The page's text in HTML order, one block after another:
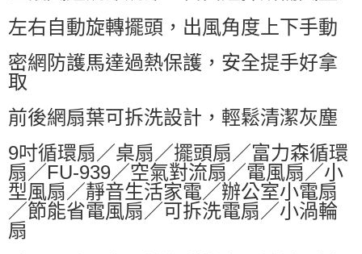
每筆NT$60，滿NT$599(含以上)免運費
7-11付款取貨
每筆NT$60，滿NT$599(含以上)免運費
每筆NT$60，滿NT$599(含以上)免運費
宅配
每筆NT$80，滿NT$799(含以上)免運費
國家/地區配送0330 查看運費
左右自動旋轉擺頭，出風角度上下手動
密網防護馬達過熱保護，安全提手好拿
取
前後網扇葉可拆洗設計，輕鬆清潔灰塵
9吋循環扇／桌扇／擺頭扇／富力森循環
扇／FU-939／空氣對流扇／電風扇／小
型風扇／靜音生活家電／辦公室小電扇
／節能省電風扇／可拆洗電扇／小渦輪
扇